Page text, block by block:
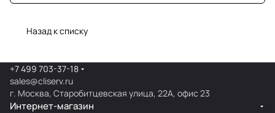
Назад к списку
+7 499 703-37-18
sales@cliserv.ru
г. Москва, Старобитцевская улица, 22А, офис 23
Интернет-магазин